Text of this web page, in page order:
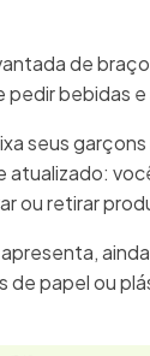
de
bebidas
seus
atualizado:
ou retirar
de papel ou